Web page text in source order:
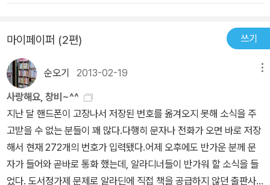
부터 내영혼의 우물, 잠과 늪, 안에서 바깥에서, 이상한 나라에서 온
향하여 한 걸음,서커스 서커스, 목숨의 기억 등의 소설집,그리고 여타
소설집에 실린 단편까지 ,최인석 소설이라면 출간된 거의 모든 소설
을 다 보았는데,그 때마다 작가는 나를 실망시킨 적이 없다.이번 소설
이 어떤 내용인지를 이야기 하는 건 별로 의미 없다.읽어보면 안다. 그
의 문체가, 구성이,사회를 향해 던지는 그의 메시지가무엇인지.나는
참, 가끔, 문학.출판 담당 신문기자들이 띨빵하단 생각을 하곤 한다.
마이페이퍼 (2편) 쓰기
순오기 2013-02-19
사랑해요, 창비~^^
지난 달 핸드폰이 고장나서 저장된 번호를 옮겨오지 못해 소식을 주
고받을 수 없는 분들이 꽤 많다.다행히 문자나 전화가 오면 바로 저장
해서 현재 272개의 번호가 입력됐다.어제 오후에도 반가운 분께 문
자가 들어와 곧바로 통화 했는데, 알라디너들이 반가워 할 소식을 들
었다. 도서정가제 문제로 알라딘에 직접 책을 공급하지 않던 출판사